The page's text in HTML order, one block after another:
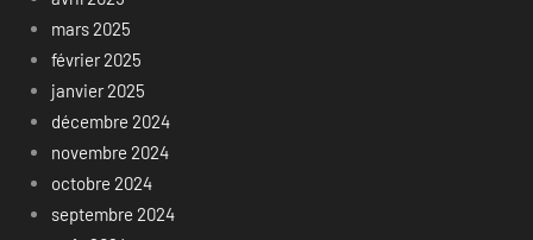
mars 2025
février 2025
janvier 2025
décembre 2024
novembre 2024
octobre 2024
septembre 2024